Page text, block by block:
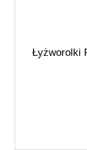
Łyżworolki